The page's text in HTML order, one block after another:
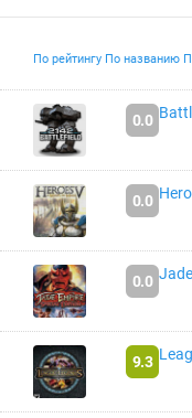
По рейтингу По названию
0.0
0.0
0.0
9.3